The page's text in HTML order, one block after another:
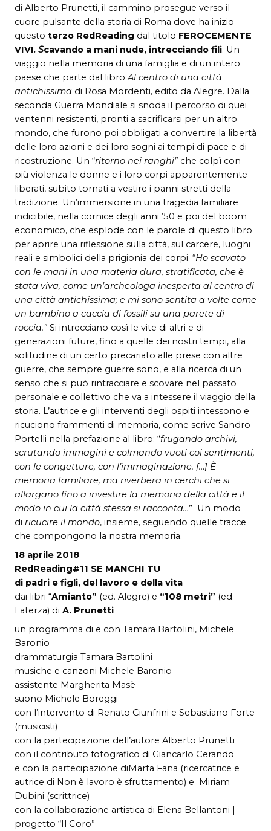
di Alberto Prunetti, il cammino prosegue verso il
cuore pulsante della storia di Roma dove ha inizio
questo terzo RedReading dal titolo FEROCEMENTE
VIVI. Scavando a mani nude, intrecciando fili. Un
viaggio nella memoria di una famiglia e di un intero
paese che parte dal libroAl centro di una città
antichissima di Rosa Mordenti, edito da Alegre. Dalla
seconda Guerra Mondiale si snoda il percorso di quei
ventenni resistenti, pronti a sacrificarsi per un altro
mondo, che furono poi obbligati a convertire la libertà
delle loro azioni e dei loro sogni ai tempi di pace e di
ricostruzione. Un “ritorno nei ranghi” che colpì con
più violenza le donne e i loro corpi apparentemente
liberati, subito tornati a vestire i panni stretti della
tradizione. Un’immersione in una tragedia familiare
indicibile, nella cornice degli anni ’50 e poi del boom
economico, che esplode con le parole di questo libro
per aprire una riflessione sulla città, sul carcere, luoghi
reali e simbolici della prigionia dei corpi. “Ho scavato
con le mani in una materia dura, stratificata, che è
stata viva, come un’archeologa inesperta al centro di
una città antichissima; e mi sono sentita a volte come
un bambino a caccia di fossili su una parete di
roccia.” Si intrecciano così le vite di altri e di
generazioni future, fino a quelle dei nostri tempi, alla
solitudine di un certo precariato alle prese con altre
guerre, che sempre guerre sono, e alla ricerca di un
senso che si può rintracciare e scovare nel passato
personale e collettivo che va a intessere il viaggio della
storia. L’autrice e gli interventi degli ospiti intessono e
ricuciono frammenti di memoria, come scrive Sandro
Portelli nella prefazione al libro: “frugando archivi,
scrutando immagini e colmando vuoti coi sentimenti,
con le congetture, con l’immaginazione. […] È
memoria familiare, ma riverbera in cerchi che si
allargano fino a investire la memoria della città e il
modo in cui la città stessa si racconta…” Un modo
di ricucire il mondo, insieme, seguendo quelle tracce
che compongono la nostra memoria.
18 aprile 2018
RedReading#11 SE MANCHI TU
di padri e figli, del lavoro e della vita
dai libri “Amianto” (ed. Alegre) e “108 metri” (ed.
Laterza) di A. Prunetti
un programma di e con Tamara Bartolini, Michele
Baronio
drammaturgia Tamara Bartolini
musiche e canzoni Michele Baronio
assistente Margherita Masè
suono Michele Boreggi
con l’intervento di Renato Ciunfrini e Sebastiano Forte
(musicisti)
con la partecipazione dell’autore Alberto Prunetti
con il contributo fotografico di Giancarlo Cerando
e con la partecipazione diMarta Fana (ricercatrice e
autrice di Non è lavoro è sfruttamento) e Miriam
Dubini (scrittrice)
con la collaborazione artistica di Elena Bellantoni |
progetto “Il Coro”